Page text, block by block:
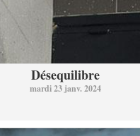
Désequilibre
mardi 23 janv. 2024